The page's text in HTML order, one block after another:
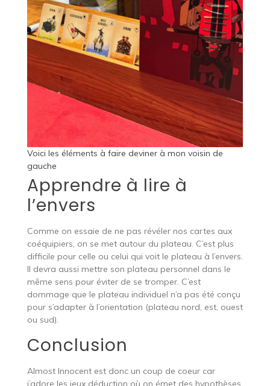
Voici les éléments à faire deviner à mon voisin de
gauche
Apprendre à lire à
l’envers
Comme on essaie de ne pas révéler nos cartes aux
coéquipiers, on se met autour du plateau. C’est plus
difficile pour celle ou celui qui voit le plateau à l’envers.
Il devra aussi mettre son plateau personnel dans le
même sens pour éviter de se tromper. C’est
dommage que le plateau individuel n’a pas été conçu
pour s’adapter à l’orientation (plateau nord, est, ouest
ou sud).
Conclusion
Almost Innocent est donc un coup de coeur car
j’adore les jeux déduction où on émet des hypothèses